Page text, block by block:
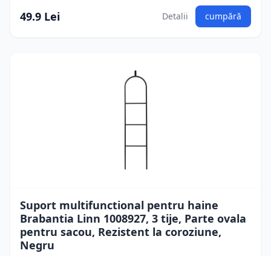
49.9 Lei Detalii cumpără
Suport multifunctional pentru haine
Brabantia Linn 1008927, 3 tije, Parte ovala
pentru sacou, Rezistent la coroziune,
Negru